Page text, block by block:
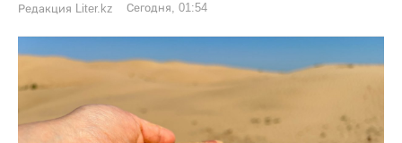
Редакция Liter.kz Сегодня, 01:54